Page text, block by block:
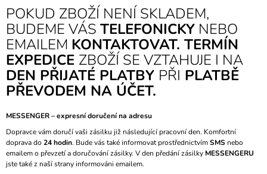
POKUD ZBOŽÍ NENÍ SKLADEM,
BUDEME VÁS TELEFONICKY NEBO
EMAILEM KONTAKTOVAT. TERMÍN
EXPEDICE ZBOŽÍ SE VZTAHUJE I NA
DEN PŘIJATÉ PLATBY PŘI PLATBĚ
PŘEVODEM NA ÚČET.
MESSENGER – expresní doručení na adresu
Dopravce vám doručí vaši zásilku již následující pracovní den. Komfortní
doprava do 24 hodin. Bude vás také informovat prostřednictvímSMSnebo
emailem o převzetí a doručování zásilky. V den předání zásilky MESSENGERU
jste také z naší strany informováni emailem.
KUŘÁTKO"
720
Kč
Původně:
780
Kč